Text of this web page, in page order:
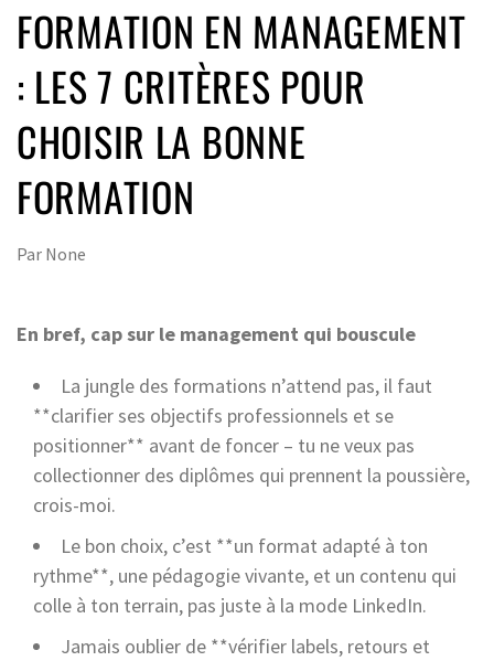
FORMATION EN MANAGEMENT
: LES 7 CRITÈRES POUR
CHOISIR LA BONNE
FORMATION
Par None
En bref, cap sur le management qui bouscule
La jungle des formations n’attend pas, il faut
**clarifier ses objectifs professionnels et se
positionner** avant de foncer – tu ne veux pas
collectionner des diplômes qui prennent la poussière,
crois-moi.
Le bon choix, c’est **un format adapté à ton
rythme**, une pédagogie vivante, et un contenu qui
colle à ton terrain, pas juste à la mode LinkedIn.
Jamais oublier de **vérifier labels, retours et